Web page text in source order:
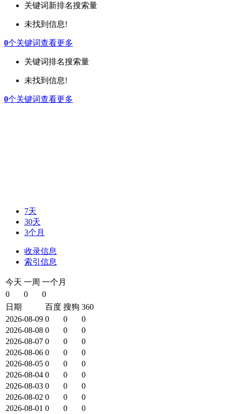
关键词新排名搜索量
未找到信息!
0个关键词查看更多
关键词排名搜索量
未找到信息!
0个关键词查看更多
7天
30天
3个月
收录信息
索引信息
今天 一周 一个月
0
0
0
日期
百度 搜狗 360
2026-08-09 0 0
0
2026-08-08 0 0
0
2026-08-07 0 0
0
2026-08-06 0 0
0
2026-08-05 0 0
0
2026-08-04 0 0
0
2026-08-03 0 0
0
2026-08-02 0 0
0
2026-08-01 0 0
0